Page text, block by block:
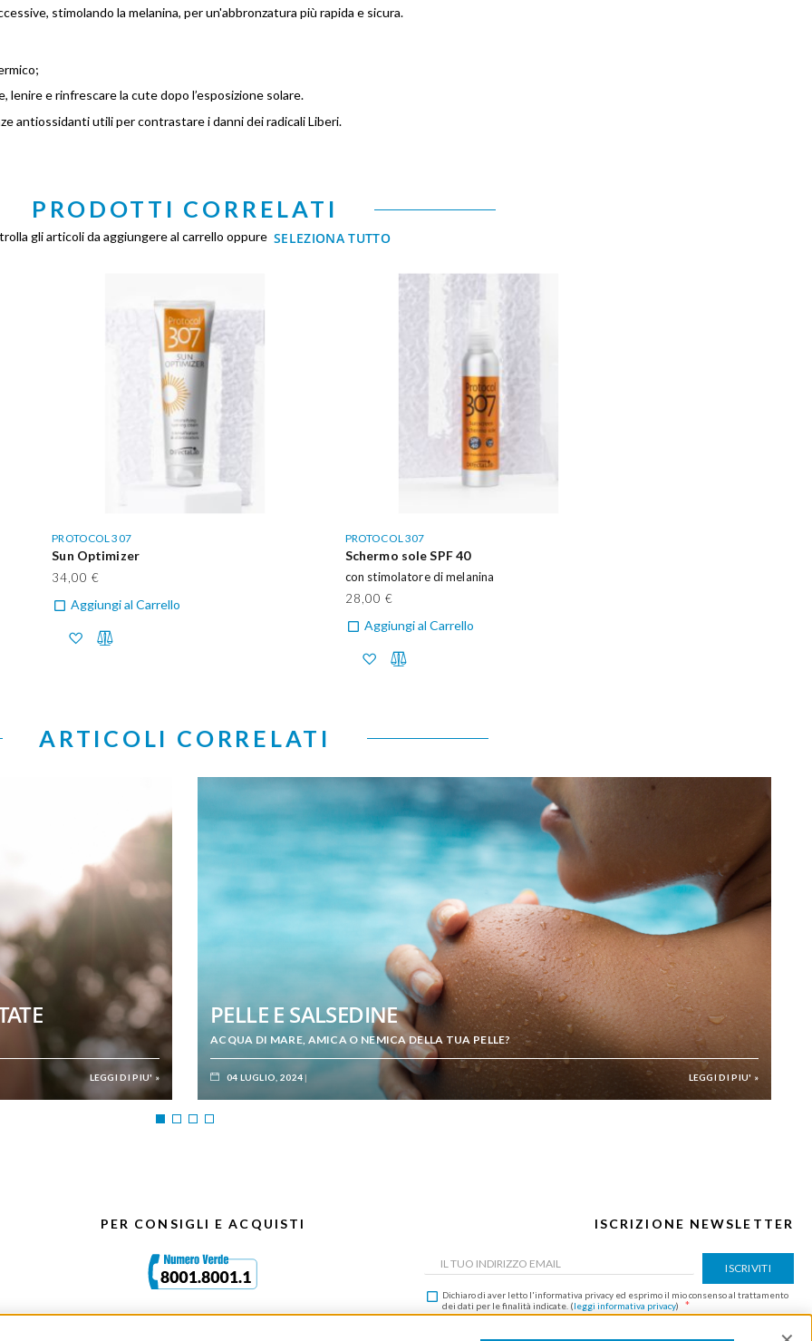
stimolando la melanina, per un'abbronzatura più rapida e sicura.
e rinfrescare la cute dopo l’esposizione solare.
antiossidanti utili per contrastare i danni dei radicali Liberi.
PRODOTTI CORRELATI
gli articoli da aggiungere al carrello oppure SELEZIONA TUTTO
PROTOCOL 307
Sun Optimizer
34,00 €
Aggiungi al Carrello
PROTOCOL 307
Schermo sole SPF 40
con stimolatore di melanina
28,00 €
Aggiungi al Carrello
ARTICOLI CORRELATI
LEGGI DI PIU' »
PELLE E SALSEDINE
ACQUA DI MARE, AMICA O NEMICA DELLA TUA PELLE?
04 LUGLIO, 2024 LEGGI DI PIU' »
PER CONSIGLI E ACQUISTI ISCRIZIONE NEWSLETTER
ISCRIVITI
Dichiaro di aver letto l'informativa privacy ed esprimo il mio consenso al trattamento
dei dati per le finalità indicate. (leggi informativa privacy)